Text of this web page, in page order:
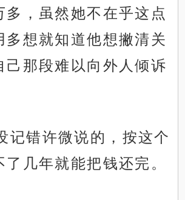
多，虽然她不在乎这点
多想就知道他想撇清关
己那段难以向外人倾诉
记错许微说的，按这个
几年就能把钱还完。